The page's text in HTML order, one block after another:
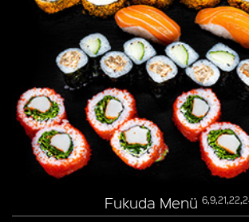
Fukuda Menü